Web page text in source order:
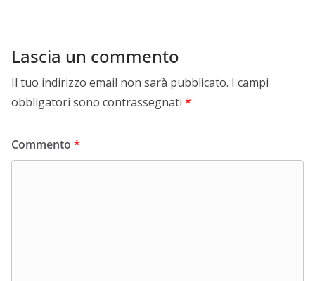
Lascia un commento
Il tuo indirizzo email non sarà pubblicato. I campi
obbligatori sono contrassegnati *
Commento *